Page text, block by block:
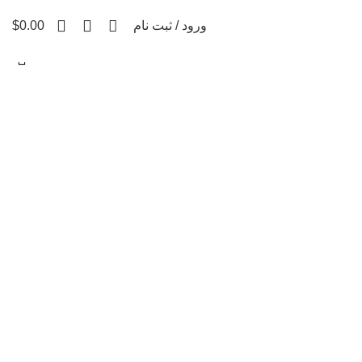
ورود / ثبت نام $0.00